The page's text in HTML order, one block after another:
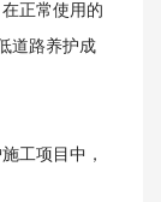
正常使用的
道路养护成
工项目中，